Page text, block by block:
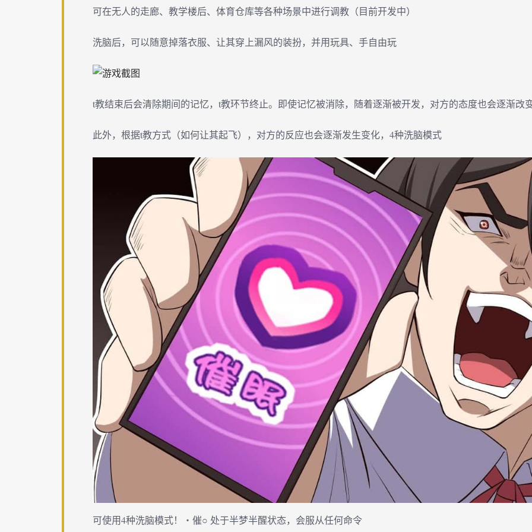
可在无人的走廊、教学楼后、体育仓库等各种场景中进行调教（目前开发中）
洗脑后，可以随意掉落衣服、让其穿上漏风的装扮，并用玩具、手自由玩
t教结束后会清除期间的记忆，t教环节终止。即使记忆被消除，随着逐渐被开发，对方的态度也会逐渐改
此外，根据t教方式（如何让其起飞），对方的反应也会逐渐发生变化，4种洗脑模式
可使用4种洗脑模式！・催○ 处于半梦半醒状态，会服从任何命令